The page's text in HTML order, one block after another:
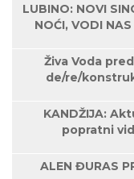
LUBINO: NOVI
NOĆI, VODI
Živa Voda
de/re/
KANDŽIJA:
popratni
ALEN ĐURAS